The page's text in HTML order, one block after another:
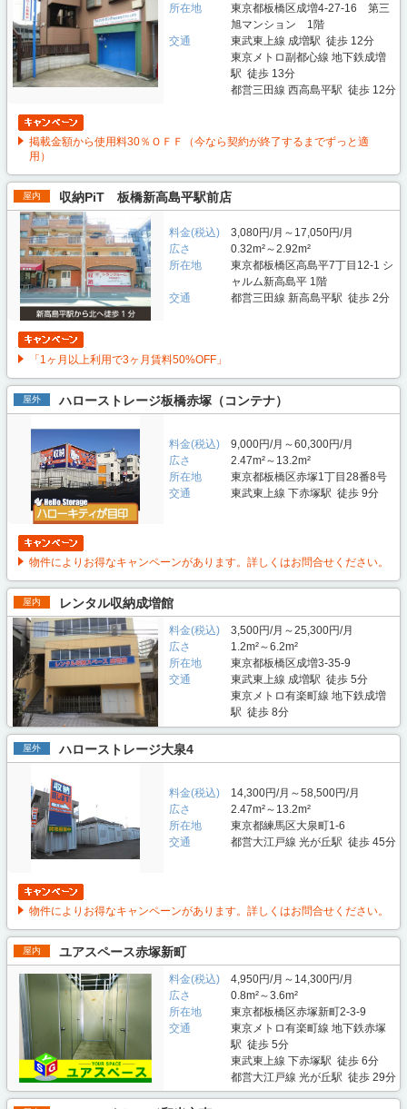
所在地
東京都板橋区成増4-27-16 第三
旭マンション 1階
交通
東武東上線 成増駅 徒歩 12分
東京メトロ副都心線 地下鉄成増
駅 徒歩 13分
都営三田線 西高島平駅 徒歩 12分
掲載金額から使用料30％ＯＦＦ（今なら契約が終了するまでずっと適
用）
屋内 収納PiT 板橋新高島平駅前店
料金(税込)
3,080円/月～17,050円/月
広さ
0.32m²～2.92m²
所在地
東京都板橋区高島平7丁目12-1 シ
ャルム新高島平 1階
交通
都営三田線 新高島平駅 徒歩 2分
「1ヶ月以上利用で3ヶ月賃料50%OFF」
屋外 ハローストレージ板橋赤塚（コンテナ）
料金(税込)
9,000円/月～60,300円/月
広さ
2.47m²～13.2m²
所在地
東京都板橋区赤塚1丁目28番8号
交通
東武東上線 下赤塚駅 徒歩 9分
物件によりお得なキャンペーンがあります。詳しくはお問合せください。
屋内 レンタル収納成増館
料金(税込)
3,500円/月～25,300円/月
広さ
1.2m²～6.2m²
所在地
東京都板橋区成増3-35-9
交通
東武東上線 成増駅 徒歩 5分
東京メトロ有楽町線 地下鉄成増
駅 徒歩 8分
屋外 ハローストレージ大泉4
料金(税込)
14,300円/月～58,500円/月
広さ
2.47m²～13.2m²
所在地
東京都練馬区大泉町1-6
交通
都営大江戸線 光が丘駅 徒歩 45分
物件によりお得なキャンペーンがあります。詳しくはお問合せください。
屋内 ユアスペース赤塚新町
料金(税込)
4,950円/月～14,300円/月
広さ
0.8m²～3.6m²
所在地
東京都板橋区赤塚新町2-3-9
交通
東京メトロ有楽町線 地下鉄赤塚
駅 徒歩 5分
東武東上線 下赤塚駅 徒歩 6分
都営大江戸線 光が丘駅 徒歩 29分